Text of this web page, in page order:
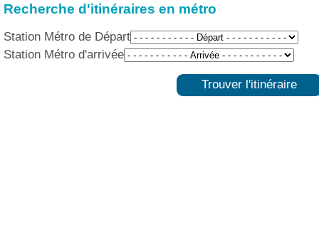
Recherche d'itinéraires en métro
Station Métro de Départ
Station Métro d'arrivée